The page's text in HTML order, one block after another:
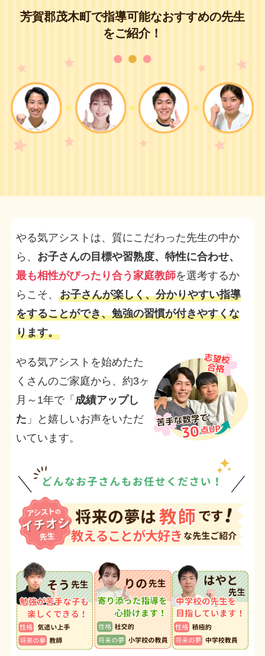
芳賀郡茂木町で指導可能なおすすめの先生
をご紹介！
やる気アシストは、質にこだわった先生の中か
ら、 お子さんの目標や習熟度、特性に合わせ、
最も相性がぴったり合う家庭教師を選考するか
らこそ、 お子さんが楽しく、分かりやすい指導
をすることができ、勉強の習慣が付きやすくな
ります。
やる気アシストを始めたた
くさんのご家庭から、約3ヶ
月～1年で「 成績アップし
た 」と嬉しいお声をいただ
いています。